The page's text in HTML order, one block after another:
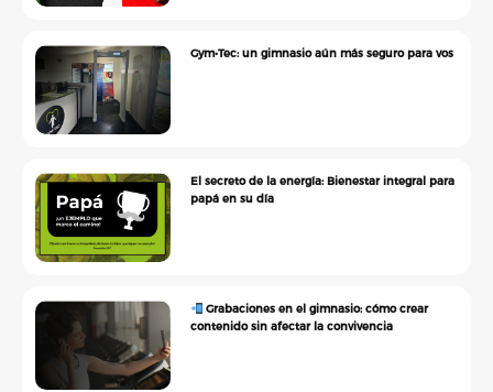
Gym•Tec: un gimnasio aún más seguro para vos
El secreto de la energía: Bienestar integral para
papá en su día
Grabaciones en el gimnasio: cómo crear
contenido sin afectar la convivencia